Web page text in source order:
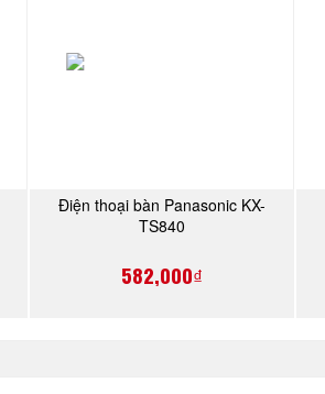
Điện thoại bàn Panasonic KX-
TS840
582,000₫
MUA NGAY